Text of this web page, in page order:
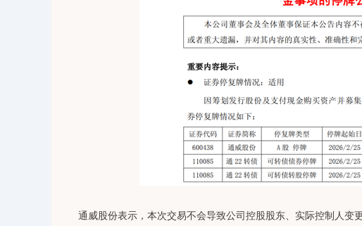
通威股份表示，本次交易不会导致公司控股股东、实际控制人变